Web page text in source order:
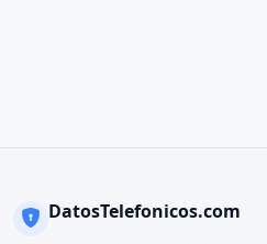
DatosTelefonicos.com